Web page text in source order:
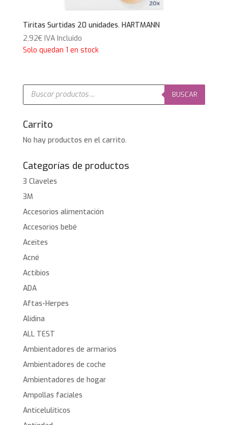
Tiritas Surtidas 20 unidades. HARTMANN
2,92€ IVA Incluido
Solo quedan 1 en stock
Búsqueda
productos
BUSCAR
Carrito
No hay productos en el carrito.
Categorías de productos
3 Claveles
3M
Accesorios alimentación
Accesorios bebé
Aceites
Acné
Actibios
ADA
Aftas-Herpes
Alidina
ALL TEST
Ambientadores de armarios
Ambientadores de coche
Ambientadores de hogar
Ampollas faciales
Anticelulíticos